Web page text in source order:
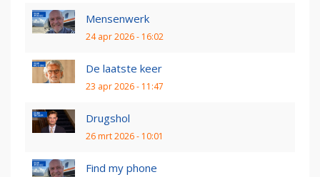
Mensenwerk
24 apr 2026 - 16:02
De laatste keer
23 apr 2026 - 11:47
Drugshol
26 mrt 2026 - 10:01
Find my phone